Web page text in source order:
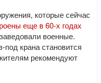
которые сейчас
еще в 60-х годах
военные.
под крана становится
рекомендуют